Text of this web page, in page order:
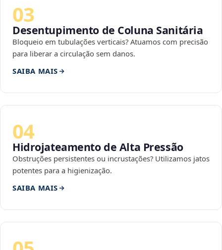
03
Desentupimento de Coluna Sanitária
Bloqueio em tubulações verticais? Atuamos com precisão
para liberar a circulação sem danos.
SAIBA MAIS
04
Hidrojateamento de Alta Pressão
Obstruções persistentes ou incrustações? Utilizamos jatos
potentes para a higienização.
SAIBA MAIS